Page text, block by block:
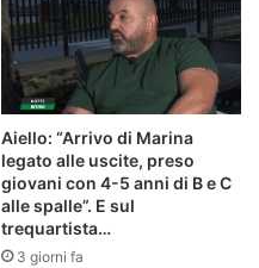
Aiello: “Arrivo di Marina
legato alle uscite, preso
giovani con 4-5 anni di B e C
alle spalle”. E sul
trequartista…
3 giorni fa